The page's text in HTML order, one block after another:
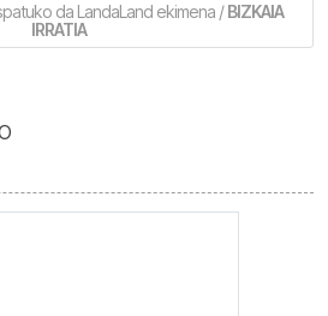
da LandaLand ekimena /BIZKAIA
IRRATIA